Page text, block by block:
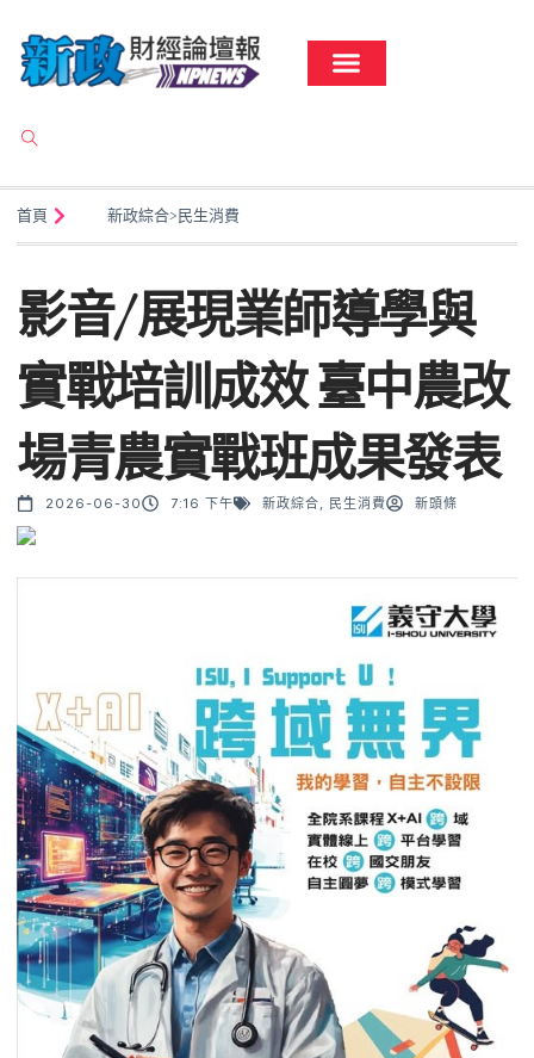
首頁 新政綜合>民生消費
影音/展現業師導學與
實戰培訓成效 臺中農改
場青農實戰班成果發表
2026-06-30 7:16 下午 新政綜合 民生消費 新頭條